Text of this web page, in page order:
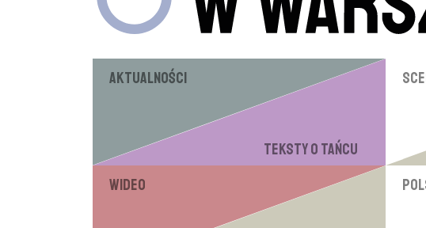
Aktualności
Teksty o tańcu
Wideo